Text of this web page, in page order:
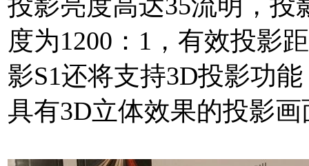
度为1200：1，有效投影
影S1还将支持3D投影功
具有3D立体效果的投影画